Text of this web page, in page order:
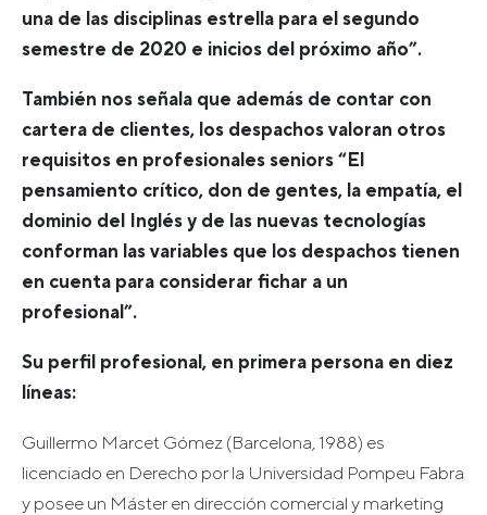
una de las disciplinas estrella para el segundo
semestre de 2020 e inicios del próximo año”.
También nos señala que además de contar con
cartera de clientes, los despachos valoran otros
requisitos en profesionales seniors “El
pensamiento crítico, don de gentes, la empatía, el
dominio del Inglés y de las nuevas tecnologías
conforman las variables que los despachos tienen
en cuenta para considerar fichar a un
profesional”.
Su perfil profesional, en primera persona en diez
líneas:
Guillermo Marcet Gómez (Barcelona, 1988) es
licenciado en Derecho por la Universidad Pompeu Fabra
y posee un Máster en dirección comercial y marketing